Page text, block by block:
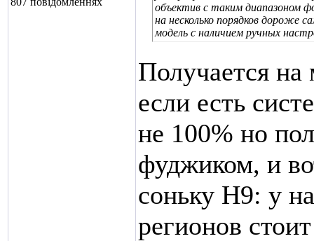
объектив с таким диапазоном
на несколько порядков дороже
модель с наличием ручных
Получается
если есть
не 100% но
фуджиком, и
соньку Н9: у
регионов